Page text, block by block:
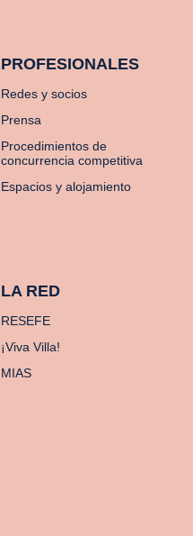
PROFESIONALES
Redes y socios
Prensa
Procedimientos de
concurrencia competitiva
Espacios y alojamiento
LA RED
RESEFE
¡Viva Villa!
MIAS